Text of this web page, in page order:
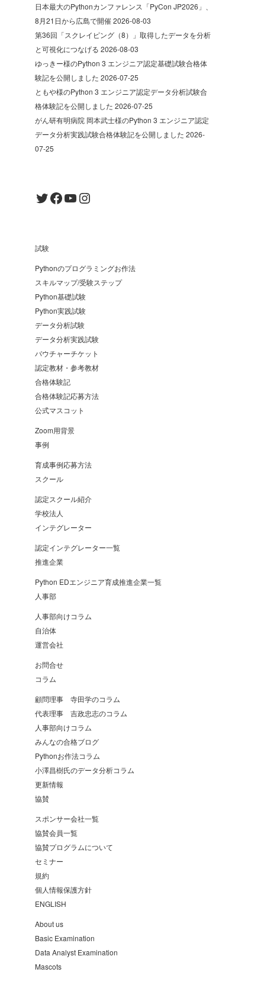
日本最大のPythonカンファレンス「PyCon JP2026」、
8月21日から広島で開催2026-08-03
第36回「スクレイピング（8）」取得したデータを分析
と可視化につなげる 2026-08-03
ゆっきー様のPython 3 エンジニア認定基礎試験合格体
験記を公開しました 2026-07-25
ともや様のPython 3 エンジニア認定データ分析試験合
格体験記を公開しました 2026-07-25
がん研有明病院 岡本武士様のPython 3 エンジニア認定
データ分析実践試験合格体験記を公開しました 2026-
07-25
Twitter
Facebook
YouTube
Instagram
試験
Pythonのプログラミングお作法
スキルマップ/受験ステップ
Python基礎試験
Python実践試験
データ分析試験
データ分析実践試験
バウチャーチケット
認定教材・参考教材
合格体験記
合格体験記応募方法
公式マスコット
Zoom用背景
事例
育成事例応募方法
スクール
認定スクール紹介
学校法人
インテグレーター
認定インテグレーター一覧
推進企業
Python EDエンジニア育成推進企業一覧
人事部
人事部向けコラム
自治体
運営会社
お問合せ
コラム
顧問理事 寺田学のコラム
代表理事 吉政忠志のコラム
人事部向けコラム
みんなの合格ブログ
Pythonお作法コラム
小澤昌樹氏のデータ分析コラム
更新情報
協賛
スポンサー会社一覧
協賛会員一覧
協賛プログラムについて
セミナー
規約
個人情報保護方針
ENGLISH
About us
Basic Examination
Data Analyst Examination
Mascots